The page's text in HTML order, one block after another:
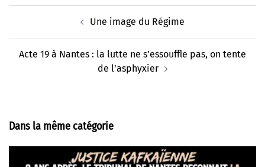
Une image du Régime
Acte 19 à Nantes : la lutte ne s’essouffle pas, on tente
de l’asphyxier
Dans la même catégorie